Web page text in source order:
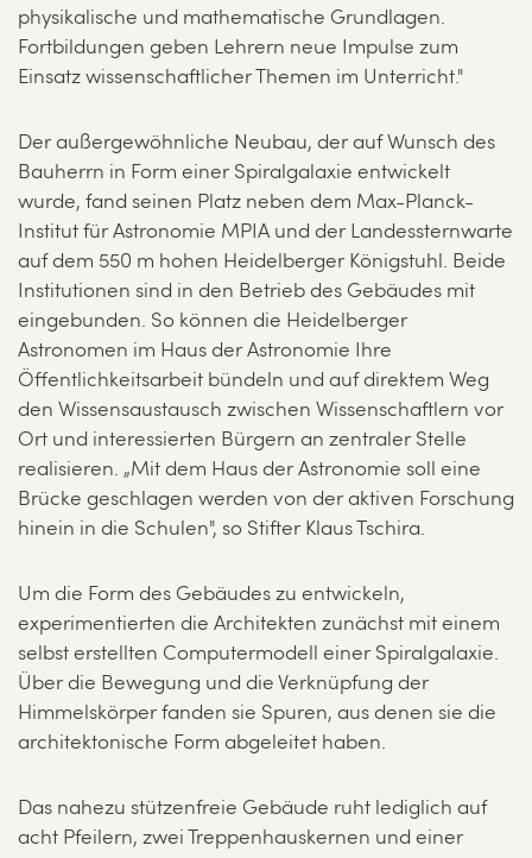
physikalische und mathematische Grundlagen.
Fortbildungen geben Lehrern neue Impulse zum
Einsatz wissenschaftlicher Themen im Unterricht."
Der außergewöhnliche Neubau, der auf Wunsch des
Bauherrn in Form einer Spiralgalaxie entwickelt
wurde, fand seinen Platz neben dem Max-Planck-
Institut für Astronomie MPIA und der Landessternwarte
auf dem 550 m hohen Heidelberger Königstuhl. Beide
Institutionen sind in den Betrieb des Gebäudes mit
eingebunden. So können die Heidelberger
Astronomen im Haus der Astronomie Ihre
Öffentlichkeitsarbeit bündeln und auf direktem Weg
den Wissensaustausch zwischen Wissenschaftlern vor
Ort und interessierten Bürgern an zentraler Stelle
realisieren. „Mit dem Haus der Astronomie soll eine
Brücke geschlagen werden von der aktiven Forschung
hinein in die Schulen", so Stifter Klaus Tschira.
Um die Form des Gebäudes zu entwickeln,
experimentierten die Architekten zunächst mit einem
selbst erstellten Computermodell einer Spiralgalaxie.
Über die Bewegung und die Verknüpfung der
Himmelskörper fanden sie Spuren, aus denen sie die
architektonische Form abgeleitet haben.
Das nahezu stützenfreie Gebäude ruht lediglich auf
acht Pfeilern, zwei Treppenhauskernen und einer